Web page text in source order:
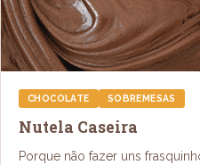
CHOCOLATE SOBREMESAS
Nutela Caseira
Porque não fazer uns